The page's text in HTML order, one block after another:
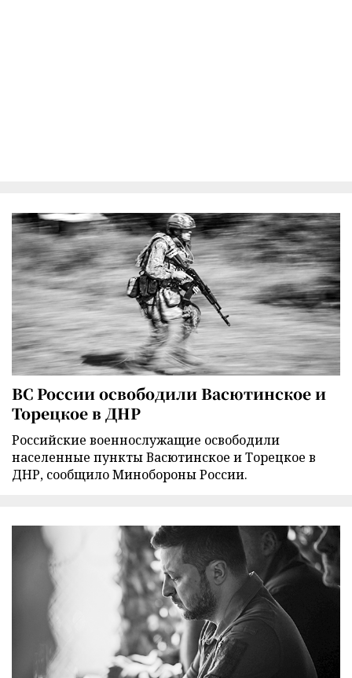
ВС России освободили Васютинское и
Торецкое в ДНР
Российские военнослужащие освободили
населенные пункты Васютинское и Торецкое в
ДНР, сообщило Минобороны России.